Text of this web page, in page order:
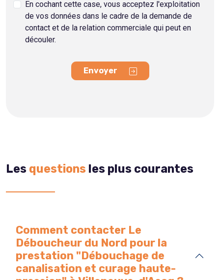
En cochant cette case, vous acceptez l'exploitation
de vos données dans le cadre de la demande de
contact et de la relation commerciale qui peut en
découler.
Envoyer
Les questions les plus courantes
Comment contacter Le
Déboucheur du Nord pour la
prestation "Débouchage de
canalisation et curage haute-